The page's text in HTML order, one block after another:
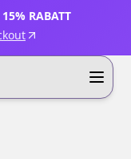
RABATT